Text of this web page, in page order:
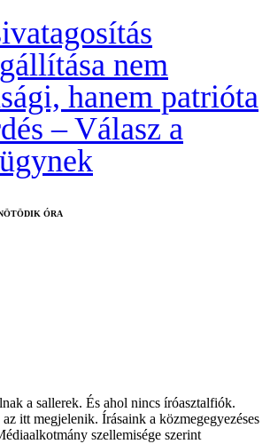
nem
hanem patrióta
– Válasz a
ÓRA
a sallerek. És ahol nincs íróasztalfiók.
itt megjelenik. Írásaink a közmegegyezéses
szellemisége szerint